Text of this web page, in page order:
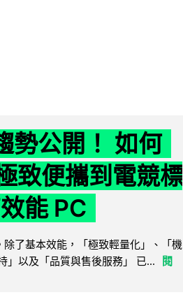
勢公開！ 如何
致便攜到電競標
能 PC
了基本效能，「極致輕量化」、「機
」以及「品質與售後服務」 已...
閱